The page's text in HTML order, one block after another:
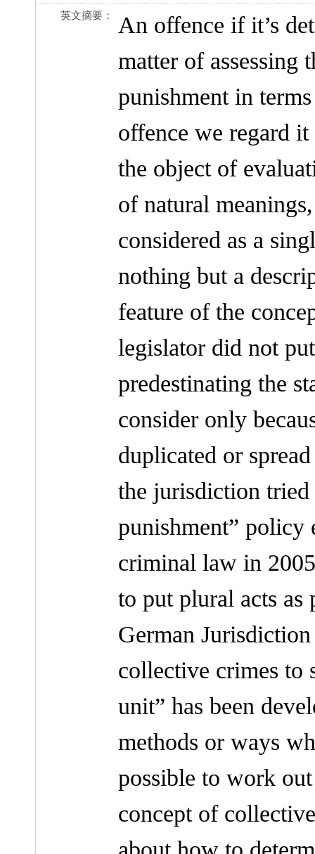
英文摘要：
An offence if it’s
matter of assessing
punishment in
offence we regard
the object of
of natural
considered as a
nothing but a
feature of the
legislator did not
predestinating the
consider only
duplicated or
the jurisdiction tried
punishment” policy
criminal law in
to put plural acts
German
collective crimes to
unit” has been
methods or ways
possible to work
concept of